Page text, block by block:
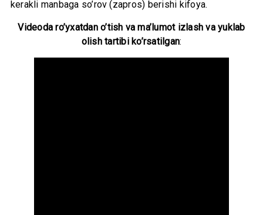
kerakli manbaga so’rov (zapros) berishi kifoya.
Videoda ro’yxatdan o’tish va ma’lumot izlash va yuklab
olish tartibi ko’rsatilgan: